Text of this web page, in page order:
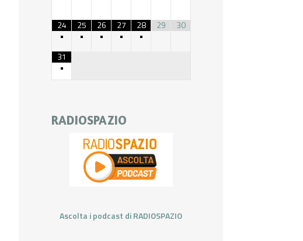
24
•
25
•
26
•
27
•
28
•
29 30
31
•
RADIOSPAZIO
Ascolta i podcast di RADIOSPAZIO